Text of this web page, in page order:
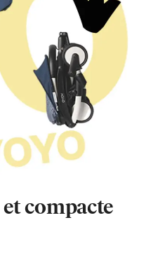
compacte